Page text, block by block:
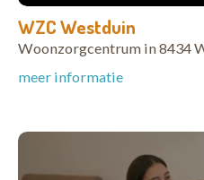
WZC Westduin
Woonzorgcentrum in 8434
meer informatie